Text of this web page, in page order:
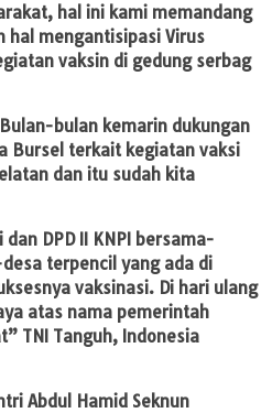
hal ini kami memandang
hal mengantisipasi Virus
vaksin di gedung serbag
bulan kemarin dukungan
Bursel terkait kegiatan vaksi
dan itu sudah kita
DPD II KNPI bersama-
terpencil yang ada di
vaksinasi. Di hari ulang
atas nama pemerintah
TNI Tanguh, Indonesia
Abdul Hamid Seknun